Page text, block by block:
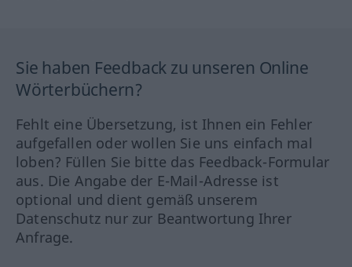
Sie haben Feedback zu unseren Online
Wörterbüchern?
Fehlt eine Übersetzung, ist Ihnen ein Fehler
aufgefallen oder wollen Sie uns einfach mal
loben? Füllen Sie bitte das Feedback-Formular
aus. Die Angabe der E-Mail-Adresse ist
optional und dient gemäß unserem
Datenschutz nur zur Beantwortung Ihrer
Anfrage.